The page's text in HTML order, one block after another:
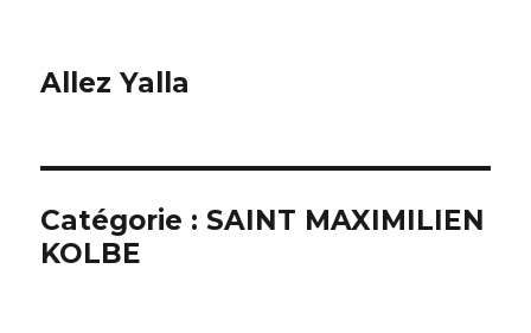
Allez Yalla
Catégorie : SAINT MAXIMILIEN
KOLBE